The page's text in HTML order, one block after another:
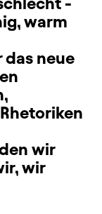
warm
das neue
wir
wir